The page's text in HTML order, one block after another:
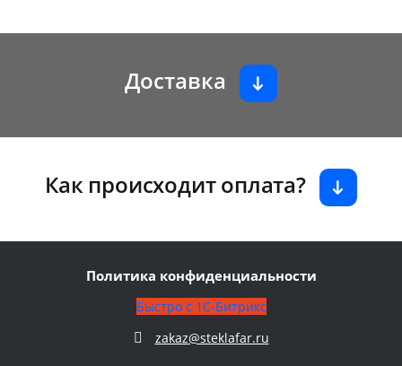
Доставка
Как происходит оплата?
Политика конфиденциальности
Быстро с 1С-Битрикс
zakaz@steklafar.ru